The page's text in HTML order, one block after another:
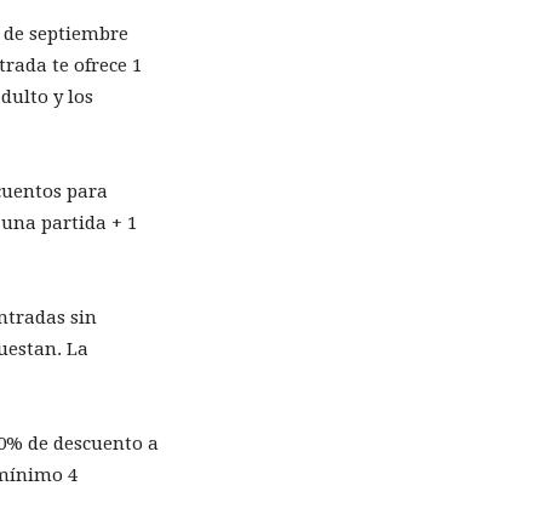
septiembre
te ofrece 1
y los
para
partida + 1
sin
La
de descuento a
4